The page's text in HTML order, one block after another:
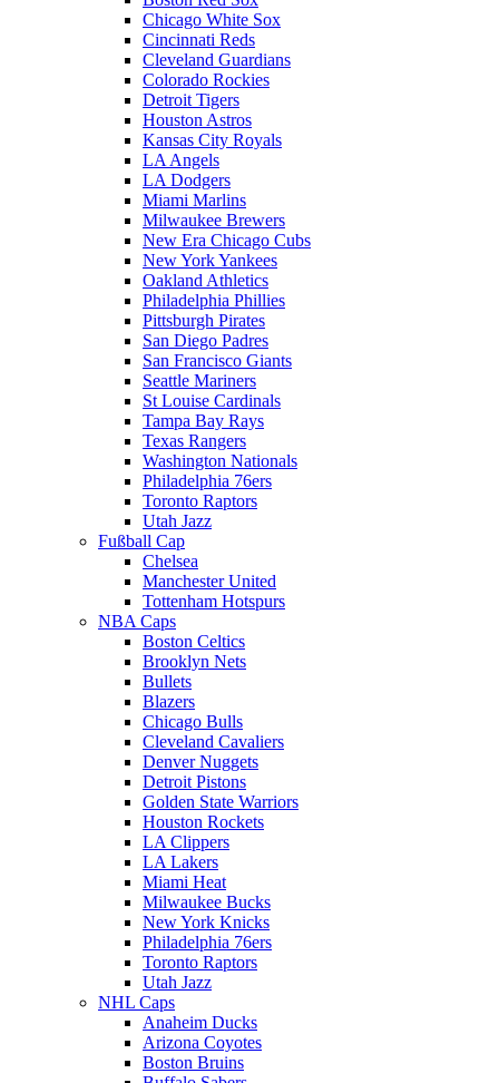
Chicago White Sox
Cincinnati Reds
Cleveland Guardians
Colorado Rockies
Detroit Tigers
Houston Astros
Kansas City Royals
LA Angels
LA Dodgers
Miami Marlins
Milwaukee Brewers
New Era Chicago Cubs
New York Yankees
Oakland Athletics
Philadelphia Phillies
Pittsburgh Pirates
San Diego Padres
San Francisco Giants
Seattle Mariners
St Louise Cardinals
Tampa Bay Rays
Texas Rangers
Washington Nationals
Philadelphia 76ers
Toronto Raptors
Utah Jazz
Fußball Cap
Chelsea
Manchester United
Tottenham Hotspurs
NBA Caps
Boston Celtics
Brooklyn Nets
Bullets
Blazers
Chicago Bulls
Cleveland Cavaliers
Denver Nuggets
Detroit Pistons
Golden State Warriors
Houston Rockets
LA Clippers
LA Lakers
Miami Heat
Milwaukee Bucks
New York Knicks
Philadelphia 76ers
Toronto Raptors
Utah Jazz
NHL Caps
Anaheim Ducks
Arizona Coyotes
Boston Bruins